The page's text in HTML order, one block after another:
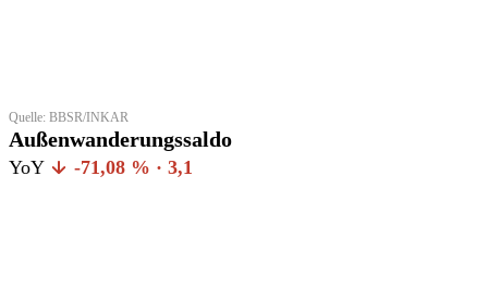
Quelle: BBSR/INKAR
Außenwanderungssaldo
YoY -71,08 % · 3,1